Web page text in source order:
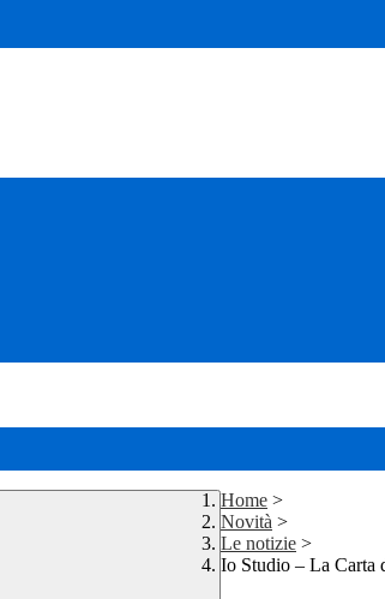
Home >
Novità >
Le notizie >
Io Studio – La Carta